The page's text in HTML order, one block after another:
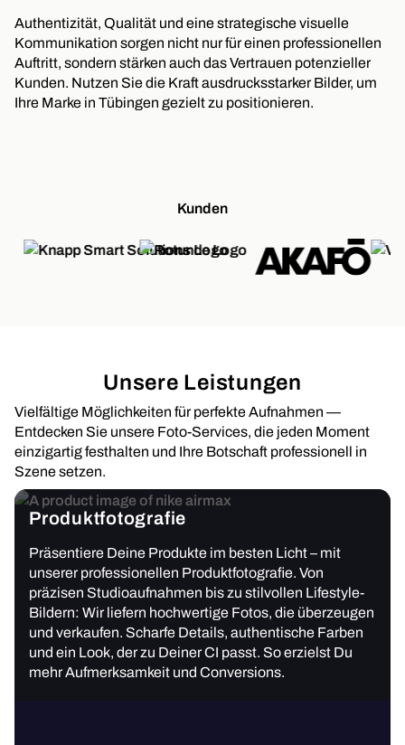
Authentizität, Qualität und eine strategische visuelle
Kommunikation sorgen nicht nur für einen professionellen
Auftritt, sondern stärken auch das Vertrauen potenzieller
Kunden. Nutzen Sie die Kraft ausdrucksstarker Bilder, um
Ihre Marke in Tübingen gezielt zu positionieren.
Kunden
Unsere Leistungen
Vielfältige Möglichkeiten für perfekte Aufnahmen —
Entdecken Sie unsere Foto-Services, die jeden Moment
einzigartig festhalten und Ihre Botschaft professionell in
Szene setzen.
Produktfotografie
Präsentiere Deine Produkte im besten Licht – mit
unserer professionellen Produktfotografie. Von
präzisen Studioaufnahmen bis zu stilvollen Lifestyle-
Bildern: Wir liefern hochwertige Fotos, die überzeugen
und verkaufen. Scharfe Details, authentische Farben
und ein Look, der zu Deiner CI passt. So erzielst Du
mehr Aufmerksamkeit und Conversions.